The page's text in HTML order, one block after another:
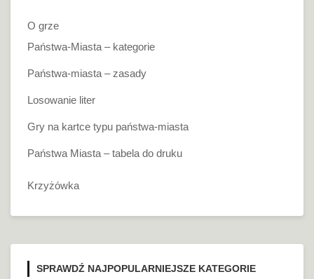
O grze
Państwa-Miasta – kategorie
Państwa-miasta – zasady
Losowanie liter
Gry na kartce typu państwa-miasta
Państwa Miasta – tabela do druku
Krzyżówka
SPRAWDŹ NAJPOPULARNIEJSZE KATEGORIE